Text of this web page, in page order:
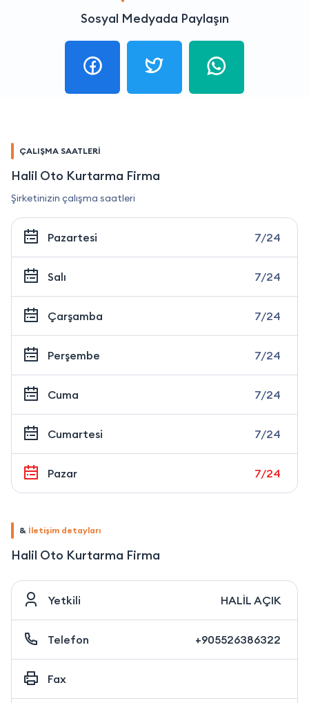
Sosyal Medyada Paylaşın
ÇALIŞMA SAATLERİ
Halil Oto Kurtarma Firma
Şirketinizin çalışma saatleri
Pazartesi 7/24
Salı 7/24
Çarşamba 7/24
Perşembe 7/24
Cuma 7/24
Cumartesi 7/24
Pazar 7/24
& İletişim detayları
Halil Oto Kurtarma Firma
Yetkili HALİL AÇIK
Telefon +905526386322
Fax